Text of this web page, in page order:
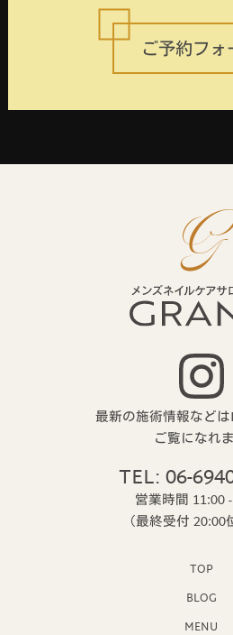
ご予約フォ
最新の施術情報など
ご覧になれ
TEL: 06-
営業時間 11:00
（最終受付 20:00
TOP
BLOG
MENU